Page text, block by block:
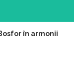
în armonii